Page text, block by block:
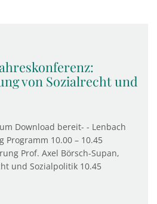
von Sozialrecht und
Download bereit- - Lenbach
Programm 10.00 – 10.45
Prof. Axel Börsch-Supan,
und Sozialpolitik 10.45